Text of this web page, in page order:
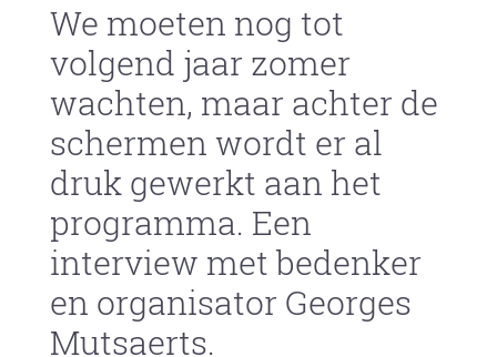
We moeten nog tot
volgend jaar zomer
wachten, maar achter de
schermen wordt er al
druk gewerkt aan het
programma. Een
interview met bedenker
en organisator Georges
Mutsaerts.